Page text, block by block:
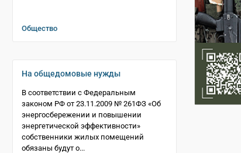
Общество
На общедомовые нужды
В соответствии с Федеральным
законом РФ от 23.11.2009 № 261­ФЗ «Об
энергосбережении и повышении
энергетической эффективности»
собственники жилых помещений
обязаны будут о...